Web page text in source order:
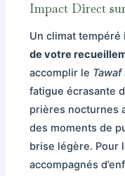
Impact Direct
Un climat
de votre
accomplir le Tawaf
fatigue écrasante
prières nocturnes
des moments de
brise légère. Pour
accompagnés